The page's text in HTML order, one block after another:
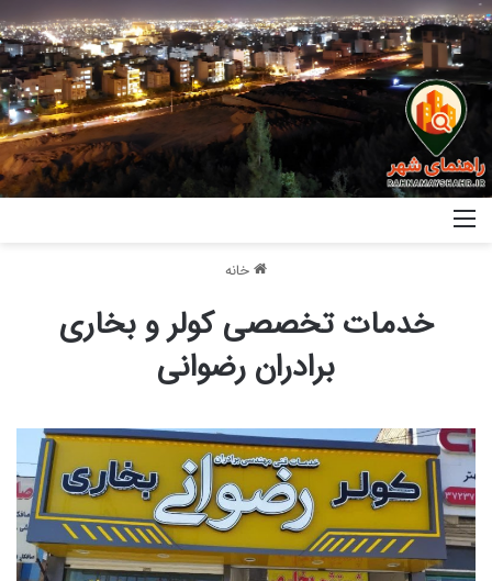
خانه
خدمات تخصصی کولر و بخاری
برادران رضوانی